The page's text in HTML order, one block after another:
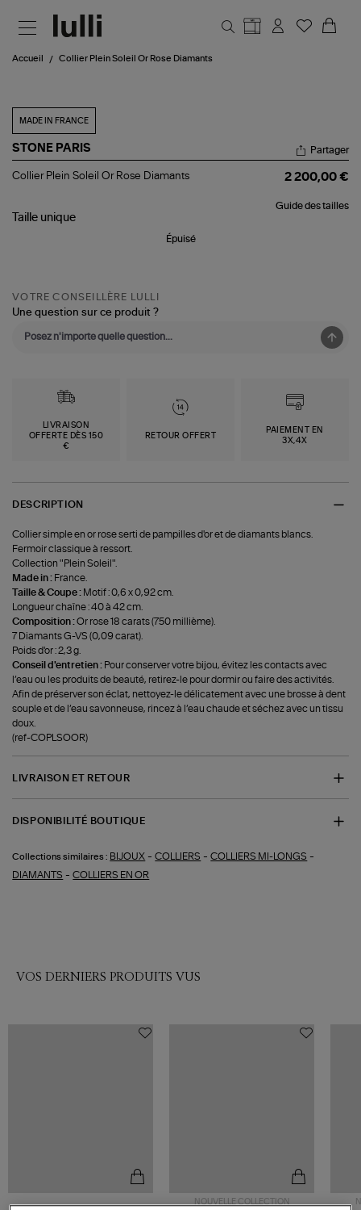
Accueil Collier Plein Soleil Or Rose Diamants
MADE IN FRANCE
STONE PARIS
Collier
Or
Rose
Partager
Collier Plein Soleil Or Rose Diamants 2 200,00 €
Guide des tailles
Taille unique
Épuisé
VOTRE CONSEILLÈRE LULLI
Une question sur ce produit ?
LIVRAISON
OFFERTE DÈS 150
€
RETOUR OFFERT
PAIEMENT EN
3X,4X
DESCRIPTION
Collier simple en or rose serti de pampilles d'or et de diamants blancs.
Fermoir classique à ressort.
Collection "Plein Soleil".
Made in : France.
Taille & Coupe : Motif : 0,6 x 0,92 cm.
Longueur chaîne : 40 à 42 cm.
Composition :Or rose 18 carats (750 millième).
7 Diamants G-VS (0,09 carat).
Poids d'or : 2,3 g.
Conseil d'entretien : Pour conserver votre bijou, évitez les contacts avec
l’eau ou les produits de beauté, retirez-le pour dormir ou faire des activités.
Afin de préserver son éclat, nettoyez-le délicatement avec une brosse à dent
souple et de l’eau savonneuse, rincez à l’eau chaude et séchez avec un tissu
doux.
(ref-COPLSOOR)
LIVRAISON ET RETOUR
DISPONIBILITÉ BOUTIQUE
Collections similaires : BIJOUX -COLLIERS -COLLIERS MI-LONGS -
DIAMANTS -COLLIERS EN OR
VOS DERNIERS PRODUITS VUS
NOUVELLE COLLECTION